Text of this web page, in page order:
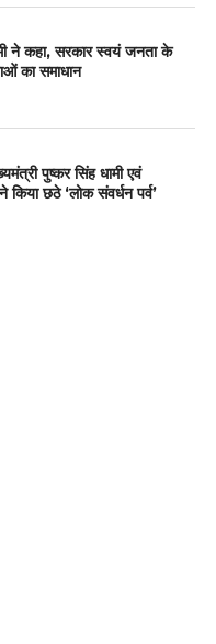
ने कहा, सरकार स्वयं जनता के
का समाधान
पुष्कर सिंह धामी एवं
किया छठे ‘लोक संवर्धन पर्व’